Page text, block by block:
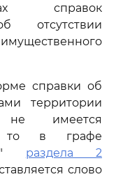
справок
отсутствии
справки об
территории
не имеется
то в графе
раздела 2
слово